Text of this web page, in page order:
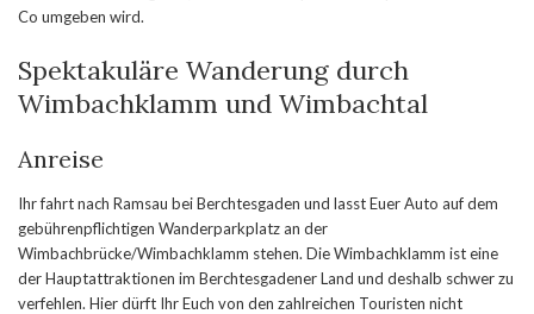
Co umgeben wird.
Spektakuläre Wanderung durch
Wimbachklamm und Wimbachtal
Anreise
Ihr fahrt nach Ramsau bei Berchtesgaden und lasst Euer Auto auf dem
gebührenpflichtigen Wanderparkplatz an der
Wimbachbrücke/Wimbachklamm stehen. Die Wimbachklamm ist eine
der Hauptattraktionen im Berchtesgadener Land und deshalb schwer zu
verfehlen. Hier dürft Ihr Euch von den zahlreichen Touristen nicht